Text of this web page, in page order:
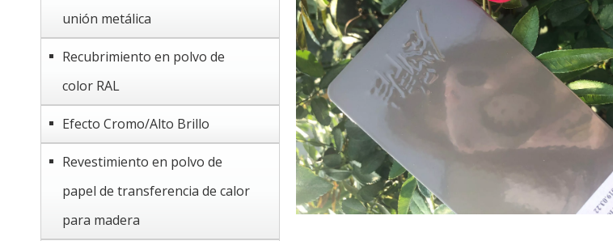
unión metálica
Recubrimiento en polvo de
color RAL
Efecto Cromo/Alto Brillo
Revestimiento en polvo de
papel de transferencia de calor
para madera